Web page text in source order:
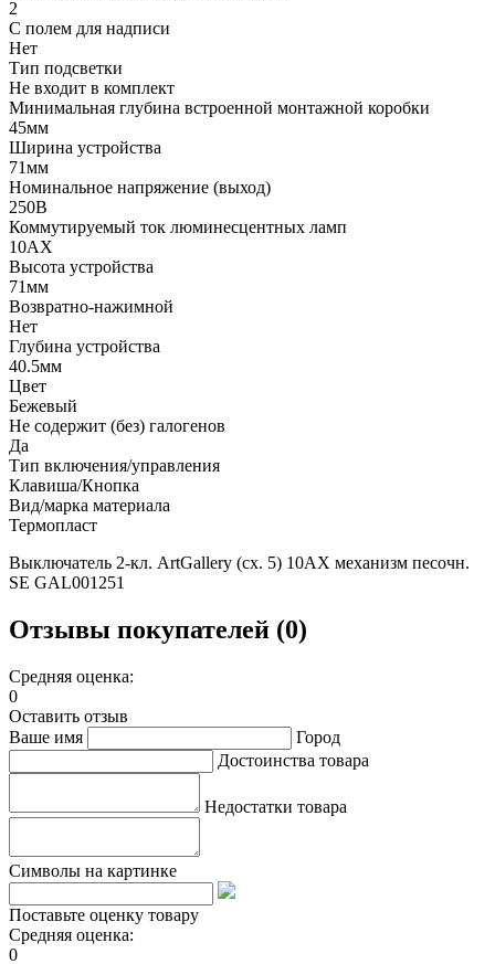
2
С полем для надписи
Нет
Тип подсветки
Не входит в комплект
Минимальная глубина встроенной монтажной коробки
45мм
Ширина устройства
71мм
Номинальное напряжение (выход)
250В
Коммутируемый ток люминесцентных ламп
10AX
Высота устройства
71мм
Возвратно-нажимной
Нет
Глубина устройства
40.5мм
Цвет
Бежевый
Не содержит (без) галогенов
Да
Тип включения/управления
Клавиша/Кнопка
Вид/марка материала
Термопласт
Выключатель 2-кл. ArtGallery (сх. 5) 10AX механизм песочн.
SE GAL001251
Отзывы покупателей (0)
Средняя оценка:
0
Оставить отзыв
Ваше имя
Город
Достоинства товара
Недостатки товара
Символы на картинке
Поставьте оценку товару
Средняя оценка:
0